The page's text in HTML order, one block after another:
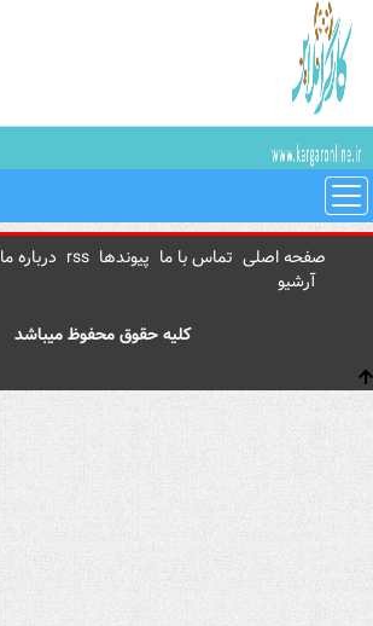
صفحه اصلی تماس با ما پیوندها rss درباره ما
آرشیو
کلیه حقوق محفوظ میباشد